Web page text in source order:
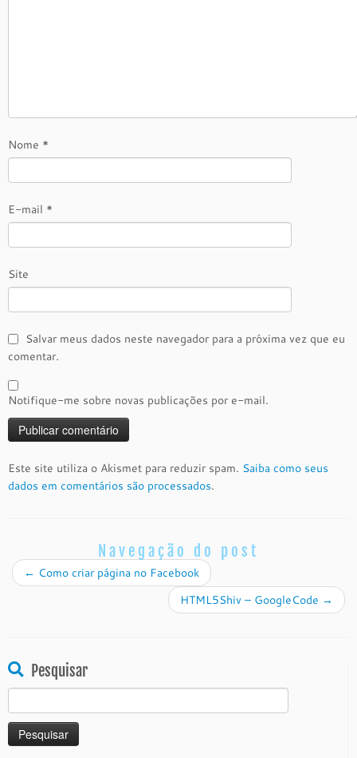
Nome *
E-mail *
Site
Salvar meus dados neste navegador para a próxima vez que eu
comentar.
Notifique-me sobre novas publicações por e-mail.
Este site utiliza o Akismet para reduzir spam. Saiba como seus
dados em comentários são processados.
Navegação do post
← Como criar página no Facebook
HTML5Shiv – GoogleCode →
Pesquisar
Pesquisar
por: